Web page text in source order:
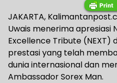
JAKARTA,
Uwais menerima apresiasi
Excellence Tribute (NEXT)
prestasi yang telah
dunia internasional dan
Ambassador Sorex Man.